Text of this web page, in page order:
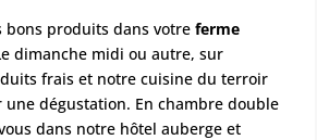
bons produits dans votreferme
dimanche midi ou autre, sur
frais et notre cuisine du terroir
dégustation. En chambre double
dans notre hôtel auberge et